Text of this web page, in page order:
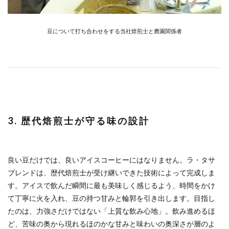
豆について打ち合わせをする当社焙煎士と農園関係者
3. 歴代焙煎士が守る味の設計
良い豆だけでは、良いアイスコーヒーにはなりません。ラ・タサ
ブレンドは、歴代焙煎士が受け継いできた技術によって完成しま
す。アイスで飲んだ瞬間に最も美味しく感じるよう、時間をかけ
て丁寧に火を入れ、豆の持つ甘みと輪郭を引き出します。目指し
たのは、力強さだけではない「上質な飲み心地」。飲み進めるほ
ど、苦味の奥から現れるほのかな甘みと味わいの奥深さが層のよ